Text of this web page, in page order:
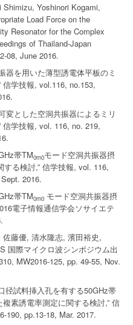
Yoshinori Kogami,
Load Force on the
Resonator for the Complex
of Thailand-Japan
08, June 2016.
器を用いた薄型誘電体平板のミ
信学技報, vol.116, no.153,
変とした空洞共振器によるミリ
信学技報, vol. 116, no. 219,
帯TM0m0モード空洞共振器摂
る検討,” 信学技報, vol. 116,
2016.
帯TM0m0 モード空洞共振器摂
電子情報通信学会ソサイエテ
藤優, 清水隆志, 濱田裕史,
国際マイクロ波シンポジウム出
MW2016-125, pp. 49-55, Nov.
径試料挿入孔を有する50GHz帯
素誘電率測定に関する検討,” 信
190, pp.13-18, Mar. 2017.